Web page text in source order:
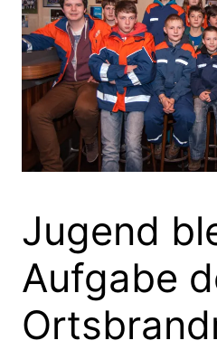
Jugend
Aufgabe